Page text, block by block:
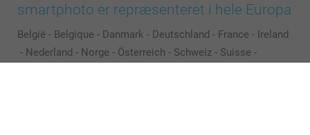
smartphoto er repræsenteret i hele Europa
België - Belgique - Danmark - Deutschland - France - Ireland
- Nederland - Norge - Österreich - Schweiz - Suisse -